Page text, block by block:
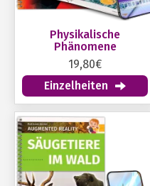
Physikalische
Phänomene
19,80€
Einzelheiten